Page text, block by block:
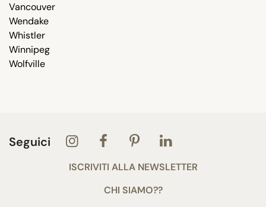
Vancouver
Wendake
Whistler
Winnipeg
Wolfville
Seguici
ISCRIVITI ALLA NEWSLETTER
CHI SIAMO??